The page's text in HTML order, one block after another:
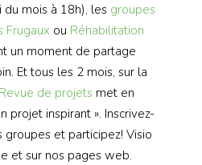
mois à 18h), les groupes
Frugaux ou Réhabilitation
un moment de partage
Et tous les 2 mois, sur la
Revue de projets met en
projet inspirant ». Inscrivez-
et participez! Visio
et sur nos pages web.